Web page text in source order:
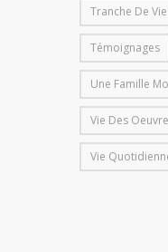
Tranche De Vie
Témoignages
Une Famille
Vie Des
Vie